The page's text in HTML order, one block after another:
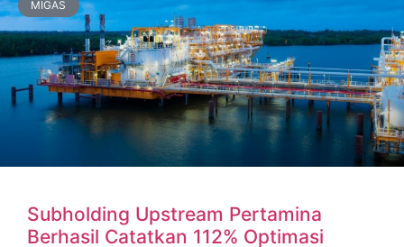
MIGAS
Subholding Upstream Pertamina
Berhasil Catatkan 112% Optimasi